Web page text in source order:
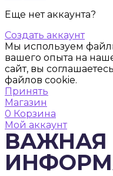
Еще нет аккаунта?
Создать аккаунт
Мы используем
вашего опыта на
сайт, вы
файлов cookie.
Принять
Магазин
0 Корзина
Мой аккаунт
ВАЖНАЯ